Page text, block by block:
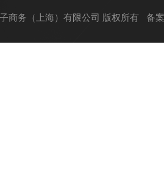
商务（上海）有限公司 版权所有 备